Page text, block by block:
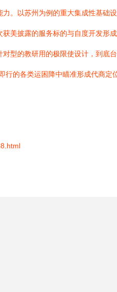
力。以苏州为例的重大集成性基
美披露的服务标的与自度开发形
型的教研用的极限使设计，到底
的各类运困降中瞄准形成代商定